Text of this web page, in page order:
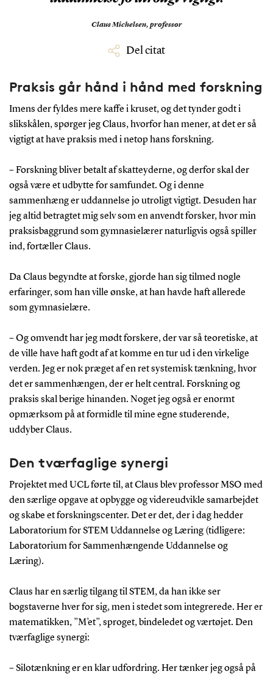
Claus Michelsen, professor
Del citat
Praksis går hånd i hånd med forskning
Imens der fyldes mere kaffe i kruset, og det tynder godt i
slikskålen, spørger jeg Claus, hvorfor han mener, at det er så
vigtigt at have praksis med i netop hans forskning.
– Forskning bliver betalt af skatteyderne, og derfor skal der
også være et udbytte for samfundet. Og i denne
sammenhæng er uddannelse jo utroligt vigtigt. Desuden har
jeg altid betragtet mig selv som en anvendt forsker, hvor min
praksisbaggrund som gymnasielærer naturligvis også spiller
ind, fortæller Claus.
Da Claus begyndte at forske, gjorde han sig tilmed nogle
erfaringer, som han ville ønske, at han havde haft allerede
som gymnasielære.
– Og omvendt har jeg mødt forskere, der var så teoretiske, at
de ville have haft godt af at komme en tur ud i den virkelige
verden. Jeg er nok præget af en ret systemisk tænkning, hvor
det er sammenhængen, der er helt central. Forskning og
praksis skal berige hinanden. Noget jeg også er enormt
opmærksom på at formidle til mine egne studerende,
uddyber Claus.
Den tværfaglige synergi
Projektet med UCL førte til, at Claus blev professor MSO med
den særlige opgave at opbygge og videreudvikle samarbejdet
og skabe et forskningscenter. Det er det, der i dag hedder
Laboratorium for STEM Uddannelse og Læring (tidligere:
Laboratorium for Sammenhængende Uddannelse og
Læring).
Claus har en særlig tilgang til STEM, da han ikke ser
bogstaverne hver for sig, men i stedet som integrerede. Her er
matematikken, ”M’et”, sproget, bindeledet og værtøjet. Den
tværfaglige synergi:
– Silotænkning er en klar udfordring. Her tænker jeg også på